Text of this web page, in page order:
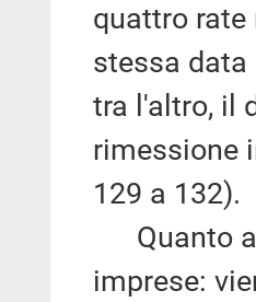
quattro
stessa
tra l'altro, il
rimessione
129 a 132).
Quanto
imprese: